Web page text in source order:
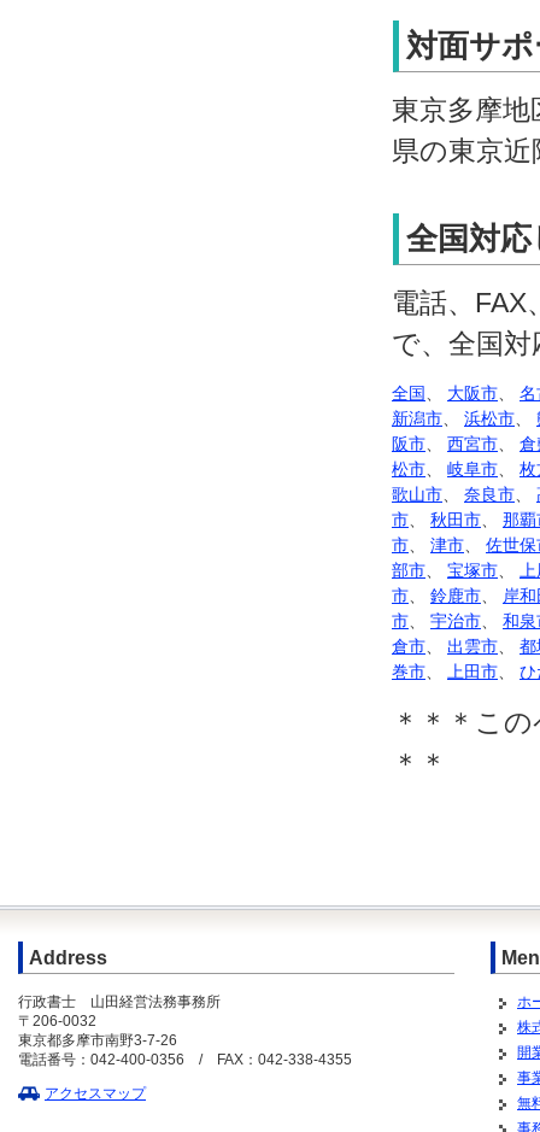
対面サ
東京多摩地
県の東京近
全国対
電話、
で、全国
全国、 大阪市、 名
新潟市、 浜松市、
阪市、 西宮市、 倉
松市、 岐阜市、 枚
歌山市、 奈良市、
市、 秋田市、 那覇
市、 津市、 佐世保
部市、 宝塚市、 上
市、 鈴鹿市、 岸
市、 宇治市、 和泉
倉市、 出雲市、 都
巻市、 上田市、 ひ
＊＊＊こ
＊＊
Address
行政書士 山田経営法務事務所
〒206-0032
東京都多摩市南野3-7-26
電話番号：042-400-0356 / FAX：042-338-4355
アクセスマップ
ホ
株
開
事
無
事